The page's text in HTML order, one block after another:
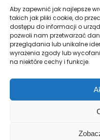
Aby zapewnić jak najlepsze
takich jak pliki cookie, do
dostępu do informacji o
pozwoli nam przetwarzać
przeglądania lub unikalne
wyrażenia zgody lub
na niektóre cechy i funkcje.
sytuacja
prawnego
29 KWIETNIA, 2026
Kadry i płace
zarządzania
7 KWIETNIA, 2026